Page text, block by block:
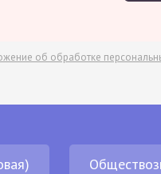
об обработке